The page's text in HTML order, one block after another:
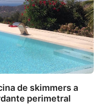
de skimmers a
perimetral